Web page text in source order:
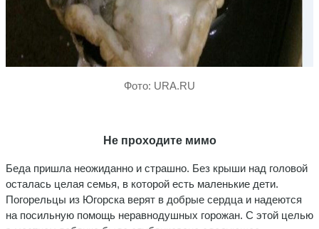
Фото: URA.RU
Не проходите мимо
Беда пришла неожиданно и страшно. Без крыши над головой
осталась целая семья, в которой есть маленькие дети.
Погорельцы из Югорска верят в добрые сердца и надеются
на посильную помощь неравнодушных горожан. С этой целью